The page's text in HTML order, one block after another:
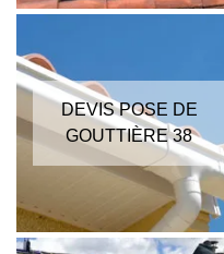
DEVIS POSE DE
GOUTTIÈRE 38